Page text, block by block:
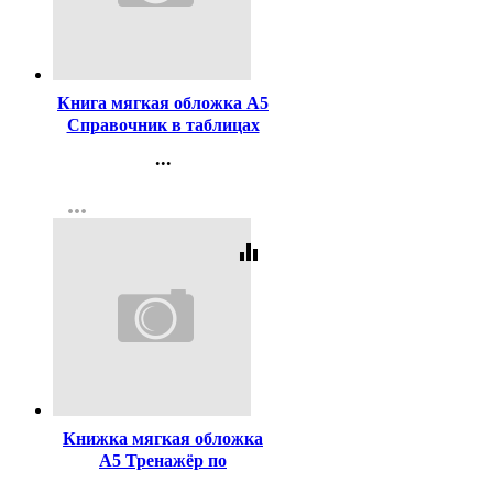
Книга мягкая обложка А5
Справочник в таблицах
7-11 классы Айрис
...
Регистрация
more_horiz
equalizer
Книжка мягкая обложка
А5 Тренажёр по